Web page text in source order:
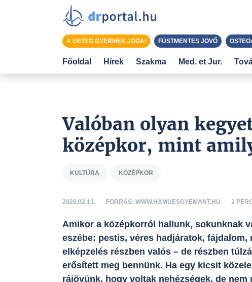
Valóban olyan
középkor, mint
KULTÚRA KÖZÉPKOR
2026.02.13. FORRÁS: WWW.HAMUESGYEMANT.HU 2
Amikor a középkorról hallunk, sokunknak
eszébe: pestis, véres hadjáratok,
elképzelés részben valós – de részben
erősített meg bennünk. Ha egy kicsit
rájövünk, hogy voltak nehézségek, de
A BETEG GYERMEK JOGAI FÜSTMENTES JÖVŐ
Főoldal Hírek Szakma Med. et Jur.